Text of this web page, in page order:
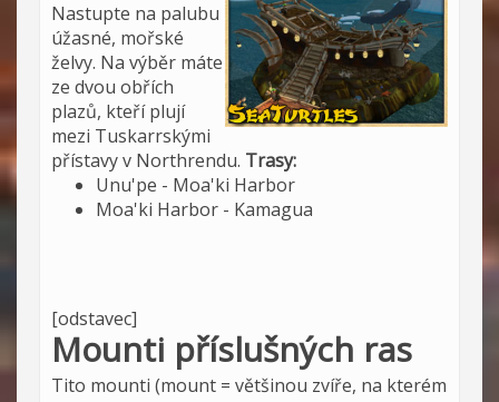
Nastupte na palubu
úžasné, mořské
želvy. Na výběr máte
ze dvou obřích
plazů, kteří plují
mezi Tuskarrskými
přístavy v Northrendu. Trasy:
Unu'pe - Moa'ki Harbor
Moa'ki Harbor - Kamagua
[odstavec]
Mounti příslušných ras
Tito mounti (mount = většinou zvíře, na kterém